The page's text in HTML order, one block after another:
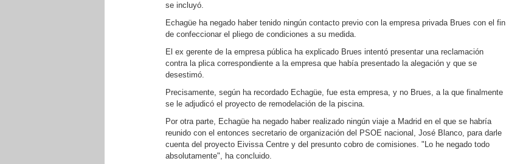
se incluyó.
Echagüe ha negado haber tenido ningún contacto previo con la empresa privada Brues con el fin
de confeccionar el pliego de condiciones a su medida.
El ex gerente de la empresa pública ha explicado Brues intentó presentar una reclamación
contra la plica correspondiente a la empresa que había presentado la alegación y que se
desestimó.
Precisamente, según ha recordado Echagüe, fue esta empresa, y no Brues, a la que finalmente
se le adjudicó el proyecto de remodelación de la piscina.
Por otra parte, Echagüe ha negado haber realizado ningún viaje a Madrid en el que se habría
reunido con el entonces secretario de organización del PSOE nacional, José Blanco, para darle
cuenta del proyecto Eivissa Centre y del presunto cobro de comisiones. "Lo he negado todo
absolutamente", ha concluido.